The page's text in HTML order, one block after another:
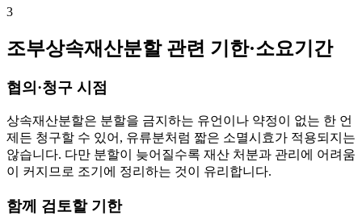
3
조부상속재산분할 관련 기한·소요기간
협의·청구 시점
상속재산분할은 분할을 금지하는 유언이나 약정이 없는 한 언
제든 청구할 수 있어, 유류분처럼 짧은 소멸시효가 적용되지는
않습니다. 다만 분할이 늦어질수록 재산 처분과 관리에 어려움
이 커지므로 조기에 정리하는 것이 유리합니다.
함께 검토할 기한